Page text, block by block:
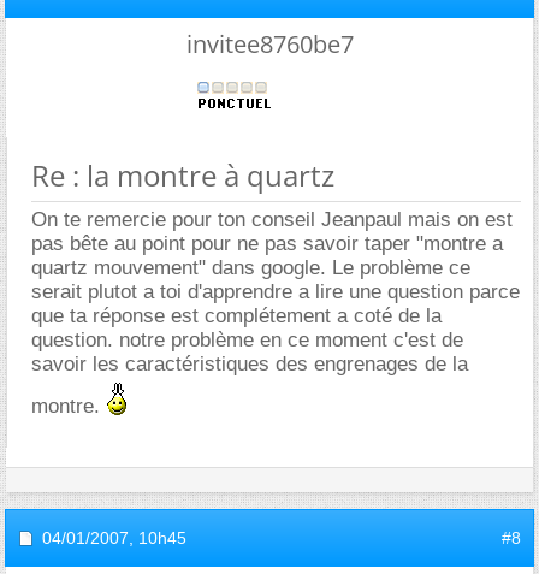
invitee8760be7
Re : la montre à quartz
On te remercie pour ton conseil Jeanpaul mais on est
pas bête au point pour ne pas savoir taper "montre a
quartz mouvement" dans google. Le problème ce
serait plutot a toi d'apprendre a lire une question parce
que ta réponse est complétement a coté de la
question. notre problème en ce moment c'est de
savoir les caractéristiques des engrenages de la
montre.
04/01/2007, 10h45 #8